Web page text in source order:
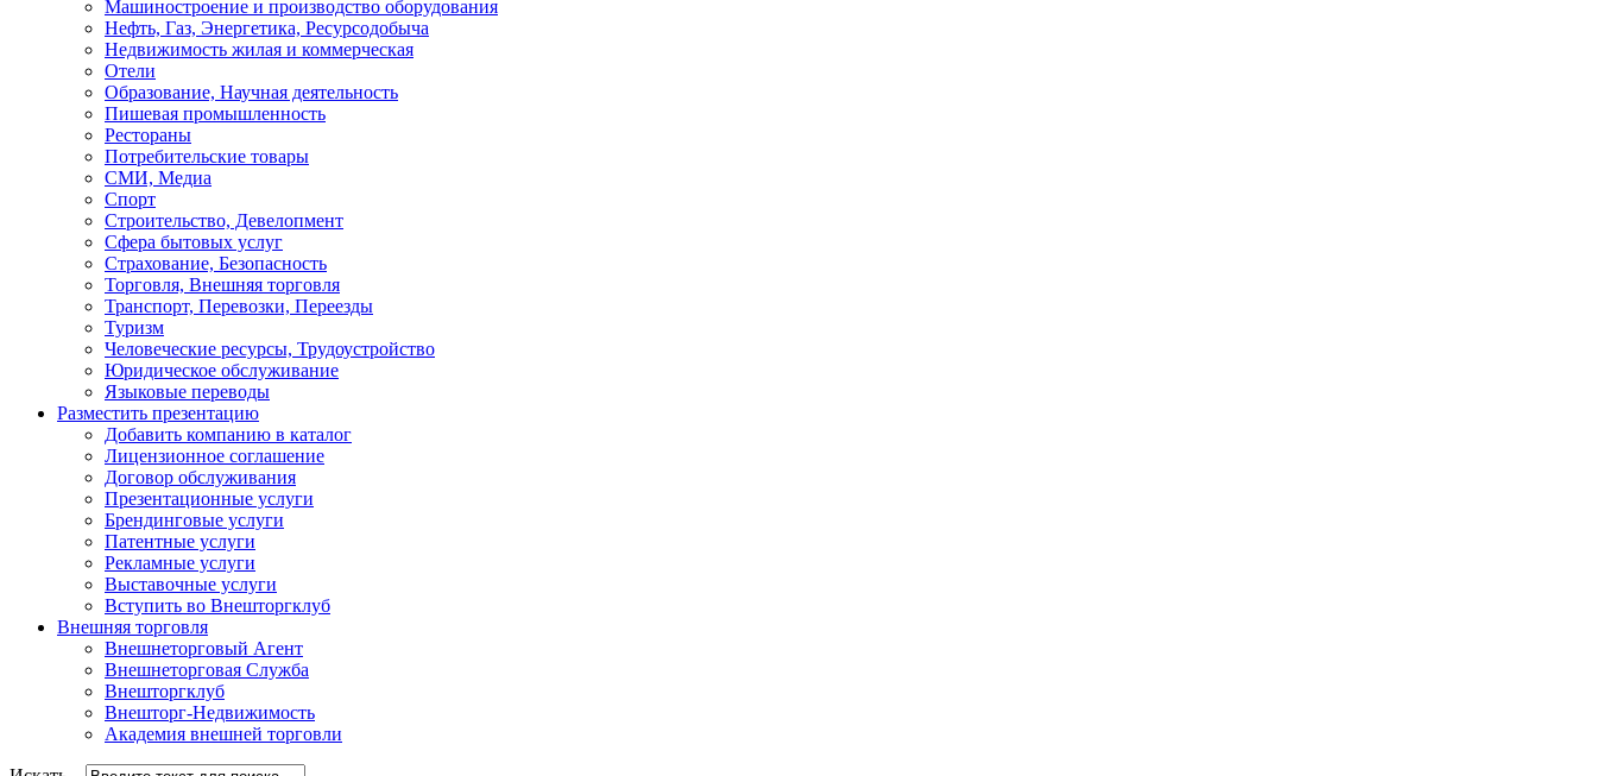
Машиностроение и производство оборудования
Нефть, Газ, Энергетика, Ресурсодобыча
Недвижимость жилая и коммерческая
Отели
Образование, Научная деятельность
Пишевая промышленность
Рестораны
Потребительские товары
СМИ, Медиа
Спорт
Строительство, Девелопмент
Сфера бытовых услуг
Страхование, Безопасность
Торговля, Внешняя торговля
Транспорт, Перевозки, Переезды
Туризм
Человеческие ресурсы, Трудоустройство
Юридическое обслуживание
Языковые переводы
Разместить презентацию
Добавить компанию в каталог
Лицензионное соглашение
Договор обслуживания
Презентационные услуги
Брендинговые услуги
Патентные услуги
Рекламные услуги
Выставочные услуги
Вступить во Внешторгклуб
Внешняя торговля
Внешнеторговый Агент
Внешнеторговая Служба
Внешторгклуб
Внешторг-Недвижимость
Академия внешней торговли